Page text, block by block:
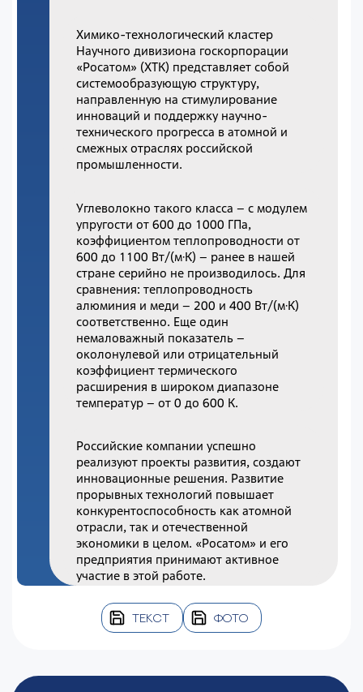
Химико-технологический кластер
Научного дивизиона госкорпорации
«Росатом» (ХТК) представляет собой
системообразующую структуру,
направленную на стимулирование
инноваций и поддержку научно-
технического прогресса в атомной и
смежных отраслях российской
промышленности.
Углеволокно такого класса – с модулем
упругости от 600 до 1000 ГПа,
коэффициентом теплопроводности от
600 до 1100 Вт/(м·К) – ранее в нашей
стране серийно не производилось. Для
сравнения: теплопроводность
алюминия и меди – 200 и 400 Вт/(м·К)
соответственно. Еще один
немаловажный показатель –
околонулевой или отрицательный
коэффициент термического
расширения в широком диапазоне
температур – от 0 до 600 К.
Российские компании успешно
реализуют проекты развития, создают
инновационные решения. Развитие
прорывных технологий повышает
конкурентоспособность как атомной
отрасли, так и отечественной
экономики в целом. «Росатом» и его
предприятия принимают активное
участие в этой работе.
ТЕКСТ ФОТО